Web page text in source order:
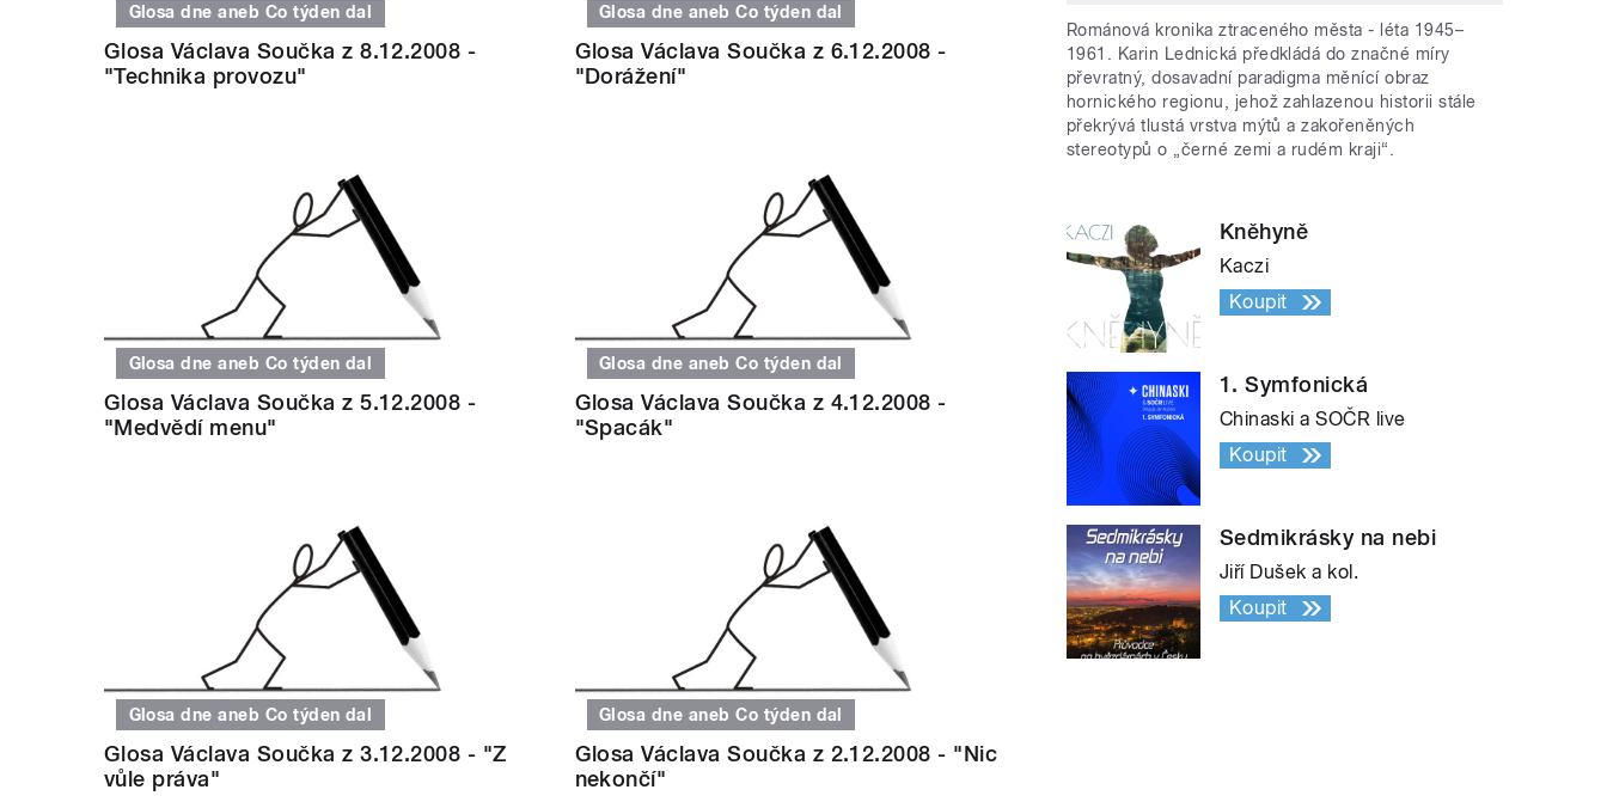
Glosa dne aneb Co týden dal
Glosa Václava Součka z 8.12.2008 -
"Technika provozu"
Glosa dne aneb Co týden dal
Glosa Václava Součka z 6.12.2008 -
"Dorážení"
Glosa dne aneb Co týden dal
Glosa Václava Součka z 5.12.2008 -
"Medvědí menu"
Glosa dne aneb Co týden dal
Glosa Václava Součka z 4.12.2008 -
"Spacák"
Glosa dne aneb Co týden dal
Glosa Václava Součka z 3.12.2008 - "Z
vůle práva"
Glosa dne aneb Co týden dal
Glosa Václava Součka z 2.12.2008 - "Nic
nekončí"
Románová kronika ztraceného města - léta 1945–
1961. Karin Lednická předkládá do značné míry
převratný, dosavadní paradigma měnící obraz
hornického regionu, jehož zahlazenou historii stále
překrývá tlustá vrstva mýtů a zakořeněných
stereotypů o „černé zemi a rudém kraji“.
Kněhyně
Kaczi
Koupit
1. Symfonická
Chinaski a SOČR live
Koupit
Sedmikrásky na nebi
Jiří Dušek a kol.
Koupit